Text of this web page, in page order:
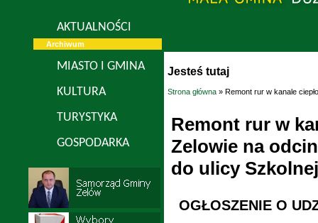
AKTUALNOŚCI
Archiwum
MIASTO I GMINA
KULTURA
TURYSTYKA
GOSPODARKA
Jesteś tutaj
Strona główna » Remont rur w kanale
Remont rur w
Zelowie na
do ulicy
OGŁOSZENIE O